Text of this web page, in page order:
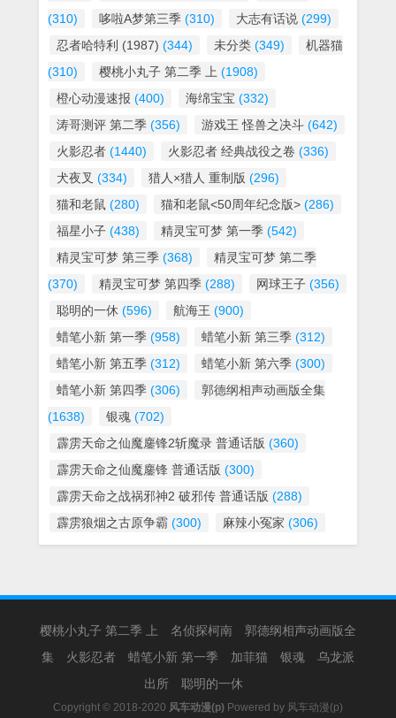
(310)
哆啦A梦第三季 (310) 大志有话说 (299)
忍者哈特利 (1987) (344) 未分类 (349)
机器猫
(310)
樱桃小丸子 第二季 上 (1908)
橙心动漫速报 (400) 海绵宝宝 (332)
涛哥测评 第二季 (356) 游戏王 怪兽之决斗 (642)
火影忍者 (1440) 火影忍者 经典战役之卷 (336)
犬夜叉 (334) 猎人×猎人 重制版 (296)
猫和老鼠 (280) 猫和老鼠<50周年纪念版> (286)
福星小子 (438) 精灵宝可梦 第一季 (542)
精灵宝可梦 第三季 (368)
精灵宝可梦 第二季
(370)
精灵宝可梦 第四季 (288) 网球王子 (356)
聪明的一休 (596) 航海王 (900)
蜡笔小新 第一季 (958) 蜡笔小新 第三季 (312)
蜡笔小新 第五季 (312) 蜡笔小新 第六季 (300)
蜡笔小新 第四季 (306)
郭德纲相声动画版全集
(1638)
银魂 (702)
霹雳天命之仙魔鏖锋2斩魔录 普通话版 (360)
霹雳天命之仙魔鏖锋 普通话版 (300)
霹雳天命之战祸邪神2 破邪传 普通话版 (288)
霹雳狼烟之古原争霸 (300) 麻辣小冤家 (306)
樱桃小丸子 第二季 上 名侦探柯南
郭德纲相声动画版全
集
火影忍者 蜡笔小新 第一季 加菲猫 银魂
乌龙派
出所
聪明的一休
Copyright © 2018-2020 风车动漫(p) Powered by 风车动漫(p)